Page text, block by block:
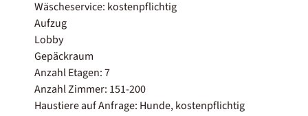
Wäscheservice: kostenpflichtig
Aufzug
Lobby
Gepäckraum
Anzahl Etagen: 7
Anzahl Zimmer: 151-200
Haustiere auf Anfrage: Hunde, kostenpflichtig